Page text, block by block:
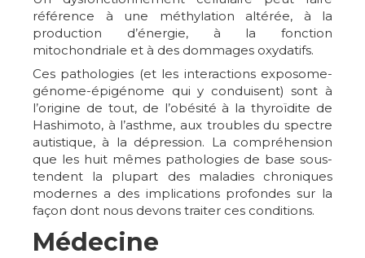
référence à une méthylation altérée, à la
production d’énergie, à la fonction
mitochondriale et à des dommages oxydatifs.
Ces pathologies (et les interactions exposome-
génome-épigénome qui y conduisent) sont à
l’origine de tout, de l’obésité à la thyroïdite de
Hashimoto, à l’asthme, aux troubles du spectre
autistique, à la dépression. La compréhension
que les huit mêmes pathologies de base sous-
tendent la plupart des maladies chroniques
modernes a des implications profondes sur la
façon dont nous devons traiter ces conditions.
Médecine